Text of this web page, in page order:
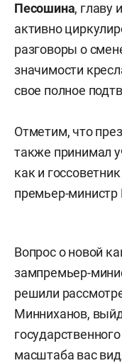
Песошина, главу
активно
разговоры о
значимости
свое полное
Отметим, что
также принимал
как и
премьер-министр
Вопрос о новой
зампремьер-
решили
Минниханов,
масштаба вас